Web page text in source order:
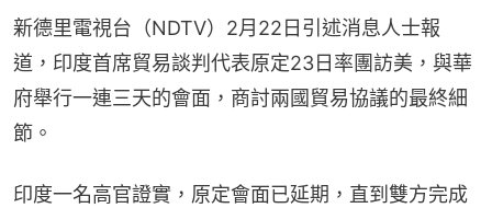
新德里電視台（NDTV）2月22日引述消息人士報
道，印度首席貿易談判代表原定23日率團訪美，與華
府舉行一連三天的會面，商討兩國貿易協議的最終細
節。
印度一名高官證實，原定會面已延期，直到雙方完成